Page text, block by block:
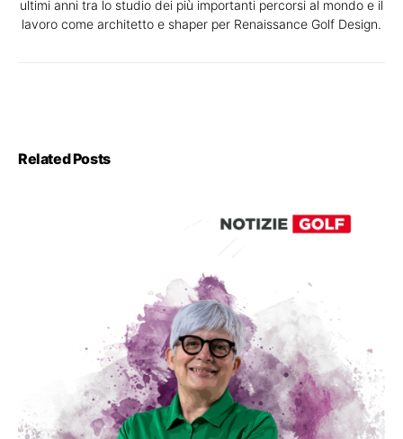
ultimi anni tra lo studio dei più importanti percorsi al mondo e il
lavoro come architetto e shaper per Renaissance Golf Design.
Related Posts